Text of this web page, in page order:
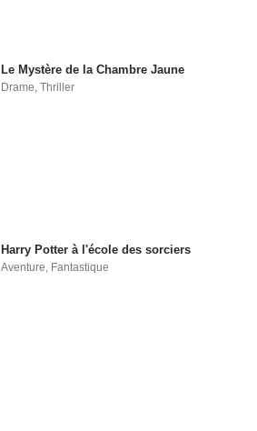
Le Mystère de la Chambre Jaune
Drame ,Thriller
Harry Potter à l'école des sorciers
Aventure, Fantastique